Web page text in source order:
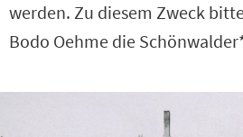
werden. Zu diesem Zweck
Bodo Oehme die